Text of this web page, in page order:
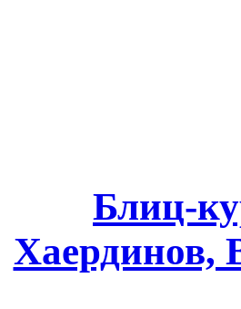
Блиц-
Хаердинов,